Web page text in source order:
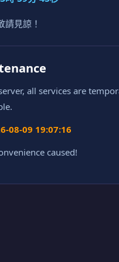
請見諒！
all services are
08-09 19:07:16
caused!